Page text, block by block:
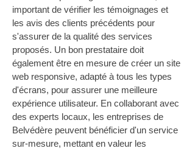
important de vérifier les témoignages et
les avis des clients précédents pour
s'assurer de la qualité des services
proposés. Un bon prestataire doit
également être en mesure de créer un site
web responsive, adapté à tous les types
d'écrans, pour assurer une meilleure
expérience utilisateur. En collaborant avec
des experts locaux, les entreprises de
Belvédère peuvent bénéficier d'un service
sur-mesure, mettant en valeur les